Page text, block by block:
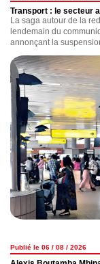
Transport : le secteur
La saga autour de la
lendemain du
annonçant la
observateurs
selon nos informations,
concernant le
FlyGabon est-il anodin
Nous avons enquêté.
Publié le 06 / 08 / 2026